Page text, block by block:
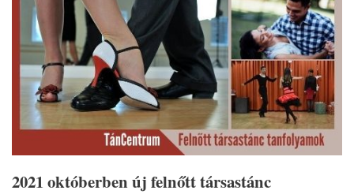
2021 októberben új felnőtt társastánc